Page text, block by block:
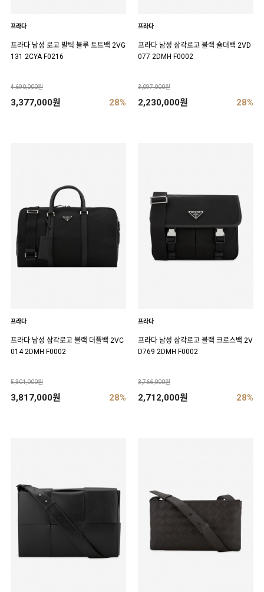
프라다
프라다 남성 로고 발틱 블루 토트백 2VG
131 2CYA F0216
4,690,000원
3,377,000원 28%
프라다
프라다 남성 삼각로고 블랙 숄더백 2VD
077 2DMH F0002
3,097,000원
2,230,000원 28%
프라다
프라다 남성 삼각로고 블랙 더플백 2VC
014 2DMH F0002
5,301,000원
3,817,000원 28%
프라다
프라다 남성 삼각로고 블랙 크로스백 2V
D769 2DMH F0002
3,766,000원
2,712,000원 28%